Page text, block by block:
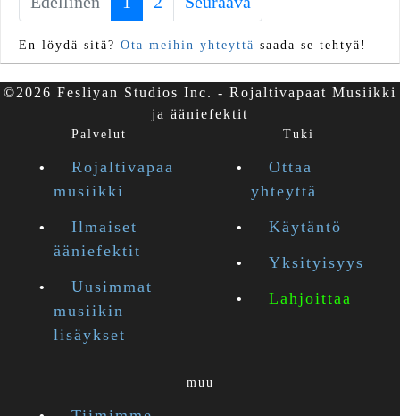
En löydä sitä? Ota meihin yhteyttä saada se tehtyä!
©2026 Fesliyan Studios Inc. - Rojaltivapaat Musiikki
ja ääniefektit
Palvelut
Rojaltivapaa
musiikki
Ilmaiset
ääniefektit
Uusimmat
musiikin
lisäykset
Tuki
Ottaa
yhteyttä
Käytäntö
Yksityisyys
Lahjoittaa
muu